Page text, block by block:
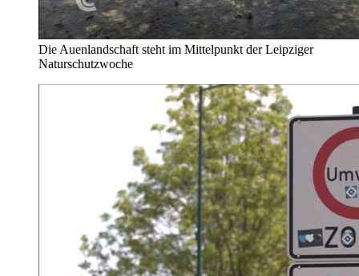
Die Auenlandschaft steht im Mittelpunkt der Leipziger
Naturschutzwoche